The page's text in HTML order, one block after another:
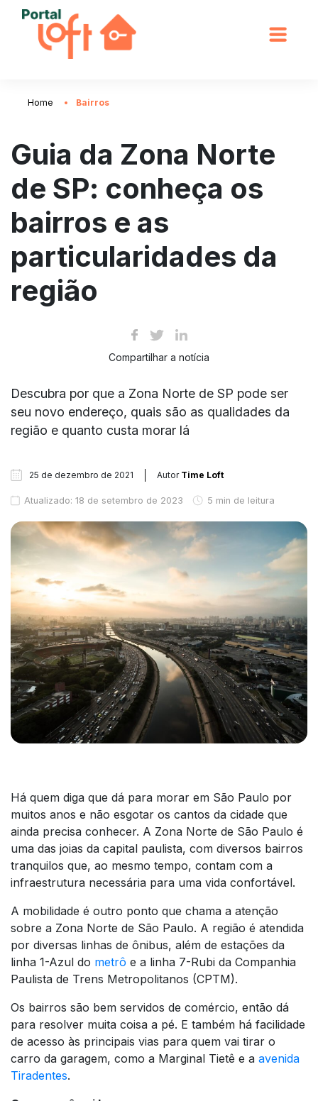
Home Bairros
Guia da Zona Norte
de SP: conheça os
bairros e as
particularidades da
região
Compartilhar a notícia
Descubra por que a Zona Norte de SP pode ser
seu novo endereço, quais são as qualidades da
região e quanto custa morar lá
25 de dezembro de 2021 Autor Time Loft
Atualizado: 18 de setembro de 2023 5 min de leitura
Há quem diga que dá para morar em São Paulo por
muitos anos e não esgotar os cantos da cidade que
ainda precisa conhecer. A Zona Norte de São Paulo é
uma das joias da capital paulista, com diversos bairros
tranquilos que, ao mesmo tempo, contam com a
infraestrutura necessária para uma vida confortável.
A mobilidade é outro ponto que chama a atenção
sobre a Zona Norte de São Paulo. A região é atendida
por diversas linhas de ônibus, além de estações da
linha 1-Azul do metrô e a linha 7-Rubi da Companhia
Paulista de Trens Metropolitanos (CPTM).
Os bairros são bem servidos de comércio, então dá
para resolver muita coisa a pé. E também há facilidade
de acesso às principais vias para quem vai tirar o
carro da garagem, como a Marginal Tietê e a avenida
Tiradentes.